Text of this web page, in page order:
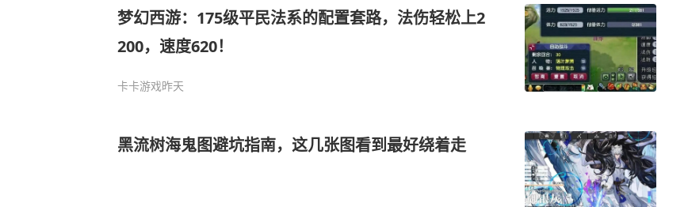
梦幻西游：175级平民法系的配置套路，法伤轻松上2
200，速度620！
卡卡游戏昨天
黑流树海鬼图避坑指南，这几张图看到最好绕着走